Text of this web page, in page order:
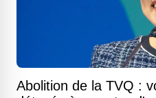
Abolition de la TVQ :